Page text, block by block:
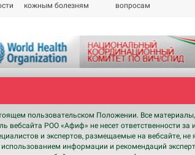
кожным болезням
вопросам
пользовательском Положении. Все
РОО «Афиф» не несет ответственности за
и экспертов, размещаемые на вебсайте,
информации и рекомендаций